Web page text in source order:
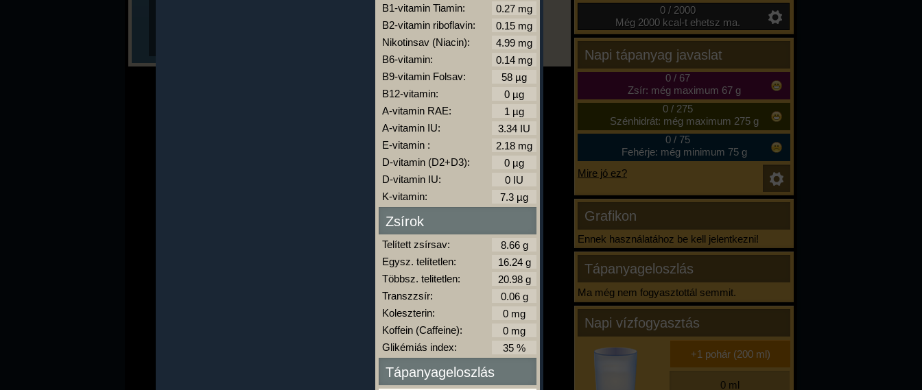
0 / 2000
Még 2000 kcal-t ehetsz ma.
Napi tápanyag javaslat
0/ 67
Zsír: még maximum 67 g
0/ 275
Szénhidrát: még maximum 275 g
0/ 75
Fehérje: még minimum 75 g
Mire jó ez?
Grafikon
Ennek használatához be kell jelentkezni!
Tápanyageloszlás
Ma még nem fogyasztottál semmit.
Napi vízfogyasztás
B1-vitamin Tiamin:
B2-vitamin riboflavin:
Nikotinsav (Niacin):
B6-vitamin:
B9-vitamin Folsav:
B12-vitamin:
A-vitamin RAE:
A-vitamin IU:
E-vitamin :
D-vitamin (D2+D3):
D-vitamin IU:
K-vitamin:
Zsírok
Telített zsírsav:
Egysz. telítetlen:
Többsz. telitetlen:
Transzzsír:
Koleszterin:
Koffein (Caffeine):
Glikémiás index:
Tápanyageloszlás